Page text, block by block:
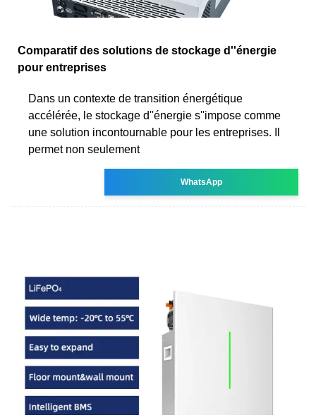
Comparatif des solutions de stockage d''énergie
pour entreprises
Dans un contexte de transition énergétique
accélérée, le stockage d''énergie s''impose comme
une solution incontournable pour les entreprises. Il
permet non seulement
WhatsApp